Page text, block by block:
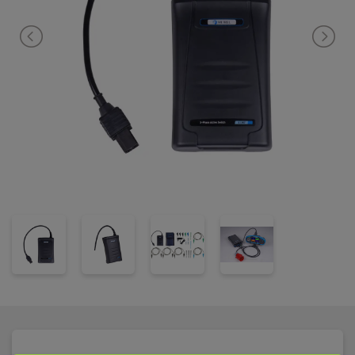
Metrel A1507 leveres klar til bruk, inkl. lader, oppladbare
batterier, måleledninger, målepinner, krokodilleklemmer,
brukerveiledning og kalibreringsbevis.